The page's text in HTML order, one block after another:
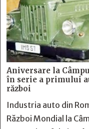
Aniversare la
în serie a primului
război
Industria auto din
Război Mondial la